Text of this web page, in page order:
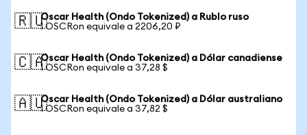
🇷🇺Oscar Health (Ondo Tokenized) a Rublo ruso
1 OSCRon equivale a 2206,20 ₽
🇨🇦Oscar Health (Ondo Tokenized) a Dólar canadiense
1 OSCRon equivale a 37,28 $
🇦🇺Oscar Health (Ondo Tokenized) a Dólar australiano
1 OSCRon equivale a 37,82 $